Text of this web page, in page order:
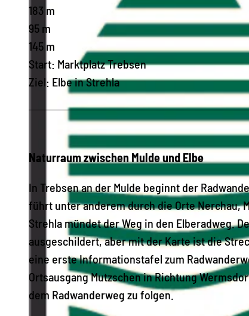
183 m
95 m
145 m
Start: Marktplatz Trebsen
Ziel: Elbe in Strehla
Naturraum zwischen Mulde und Elbe
In Trebsen an der Mulde beginnt der
führt unter anderem durch die Orte Nerchau,
Strehla mündet der Weg in den Elberadweg.
ausgeschildert, aber mit der Karte ist die
eine erste Informationstafel zum
Ortsausgang Mutzschen in Richtung
dem Radwanderweg zu folgen.